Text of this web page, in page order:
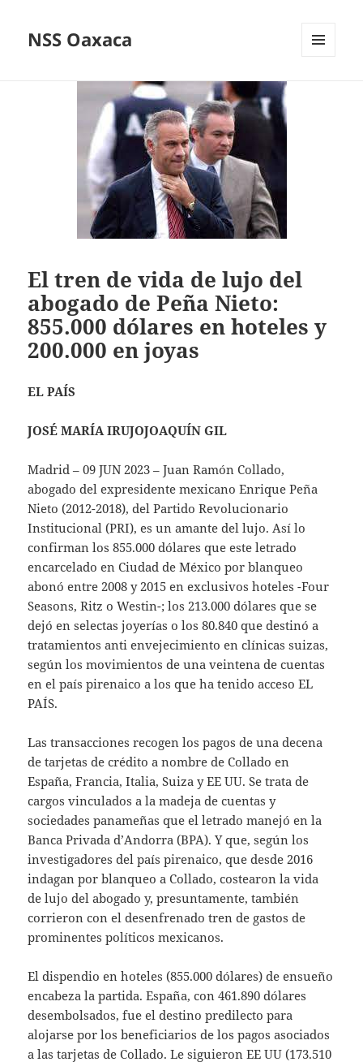
NSS Oaxaca
El tren de vida de lujo del
abogado de Peña Nieto:
855.000 dólares en hoteles y
200.000 en joyas
EL PAÍS
JOSÉ MARÍA IRUJOJOAQUÍN GIL
Madrid – 09 JUN 2023 – Juan Ramón Collado,
abogado del expresidente mexicano Enrique Peña
Nieto (2012-2018), del Partido Revolucionario
Institucional (PRI), es un amante del lujo. Así lo
confirman los 855.000 dólares que este letrado
encarcelado en Ciudad de México por blanqueo
abonó entre 2008 y 2015 en exclusivos hoteles -Four
Seasons, Ritz o Westin-; los 213.000 dólares que se
dejó en selectas joyerías o los 80.840 que destinó a
tratamientos anti envejecimiento en clínicas suizas,
según los movimientos de una veintena de cuentas
en el país pirenaico a los que ha tenido acceso EL
PAÍS.
Las transacciones recogen los pagos de una decena
de tarjetas de crédito a nombre de Collado en
España, Francia, Italia, Suiza y EE UU. Se trata de
cargos vinculados a la madeja de cuentas y
sociedades panameñas que el letrado manejó en la
Banca Privada d’Andorra (BPA). Y que, según los
investigadores del país pirenaico, que desde 2016
indagan por blanqueo a Collado, costearon la vida
de lujo del abogado y, presuntamente, también
corrieron con el desenfrenado tren de gastos de
prominentes políticos mexicanos.
El dispendio en hoteles (855.000 dólares) de ensueño
encabeza la partida. España, con 461.890 dólares
desembolsados, fue el destino predilecto para
alojarse por los beneficiarios de los pagos asociados
a las tarjetas de Collado. Le siguieron EE UU (173.510